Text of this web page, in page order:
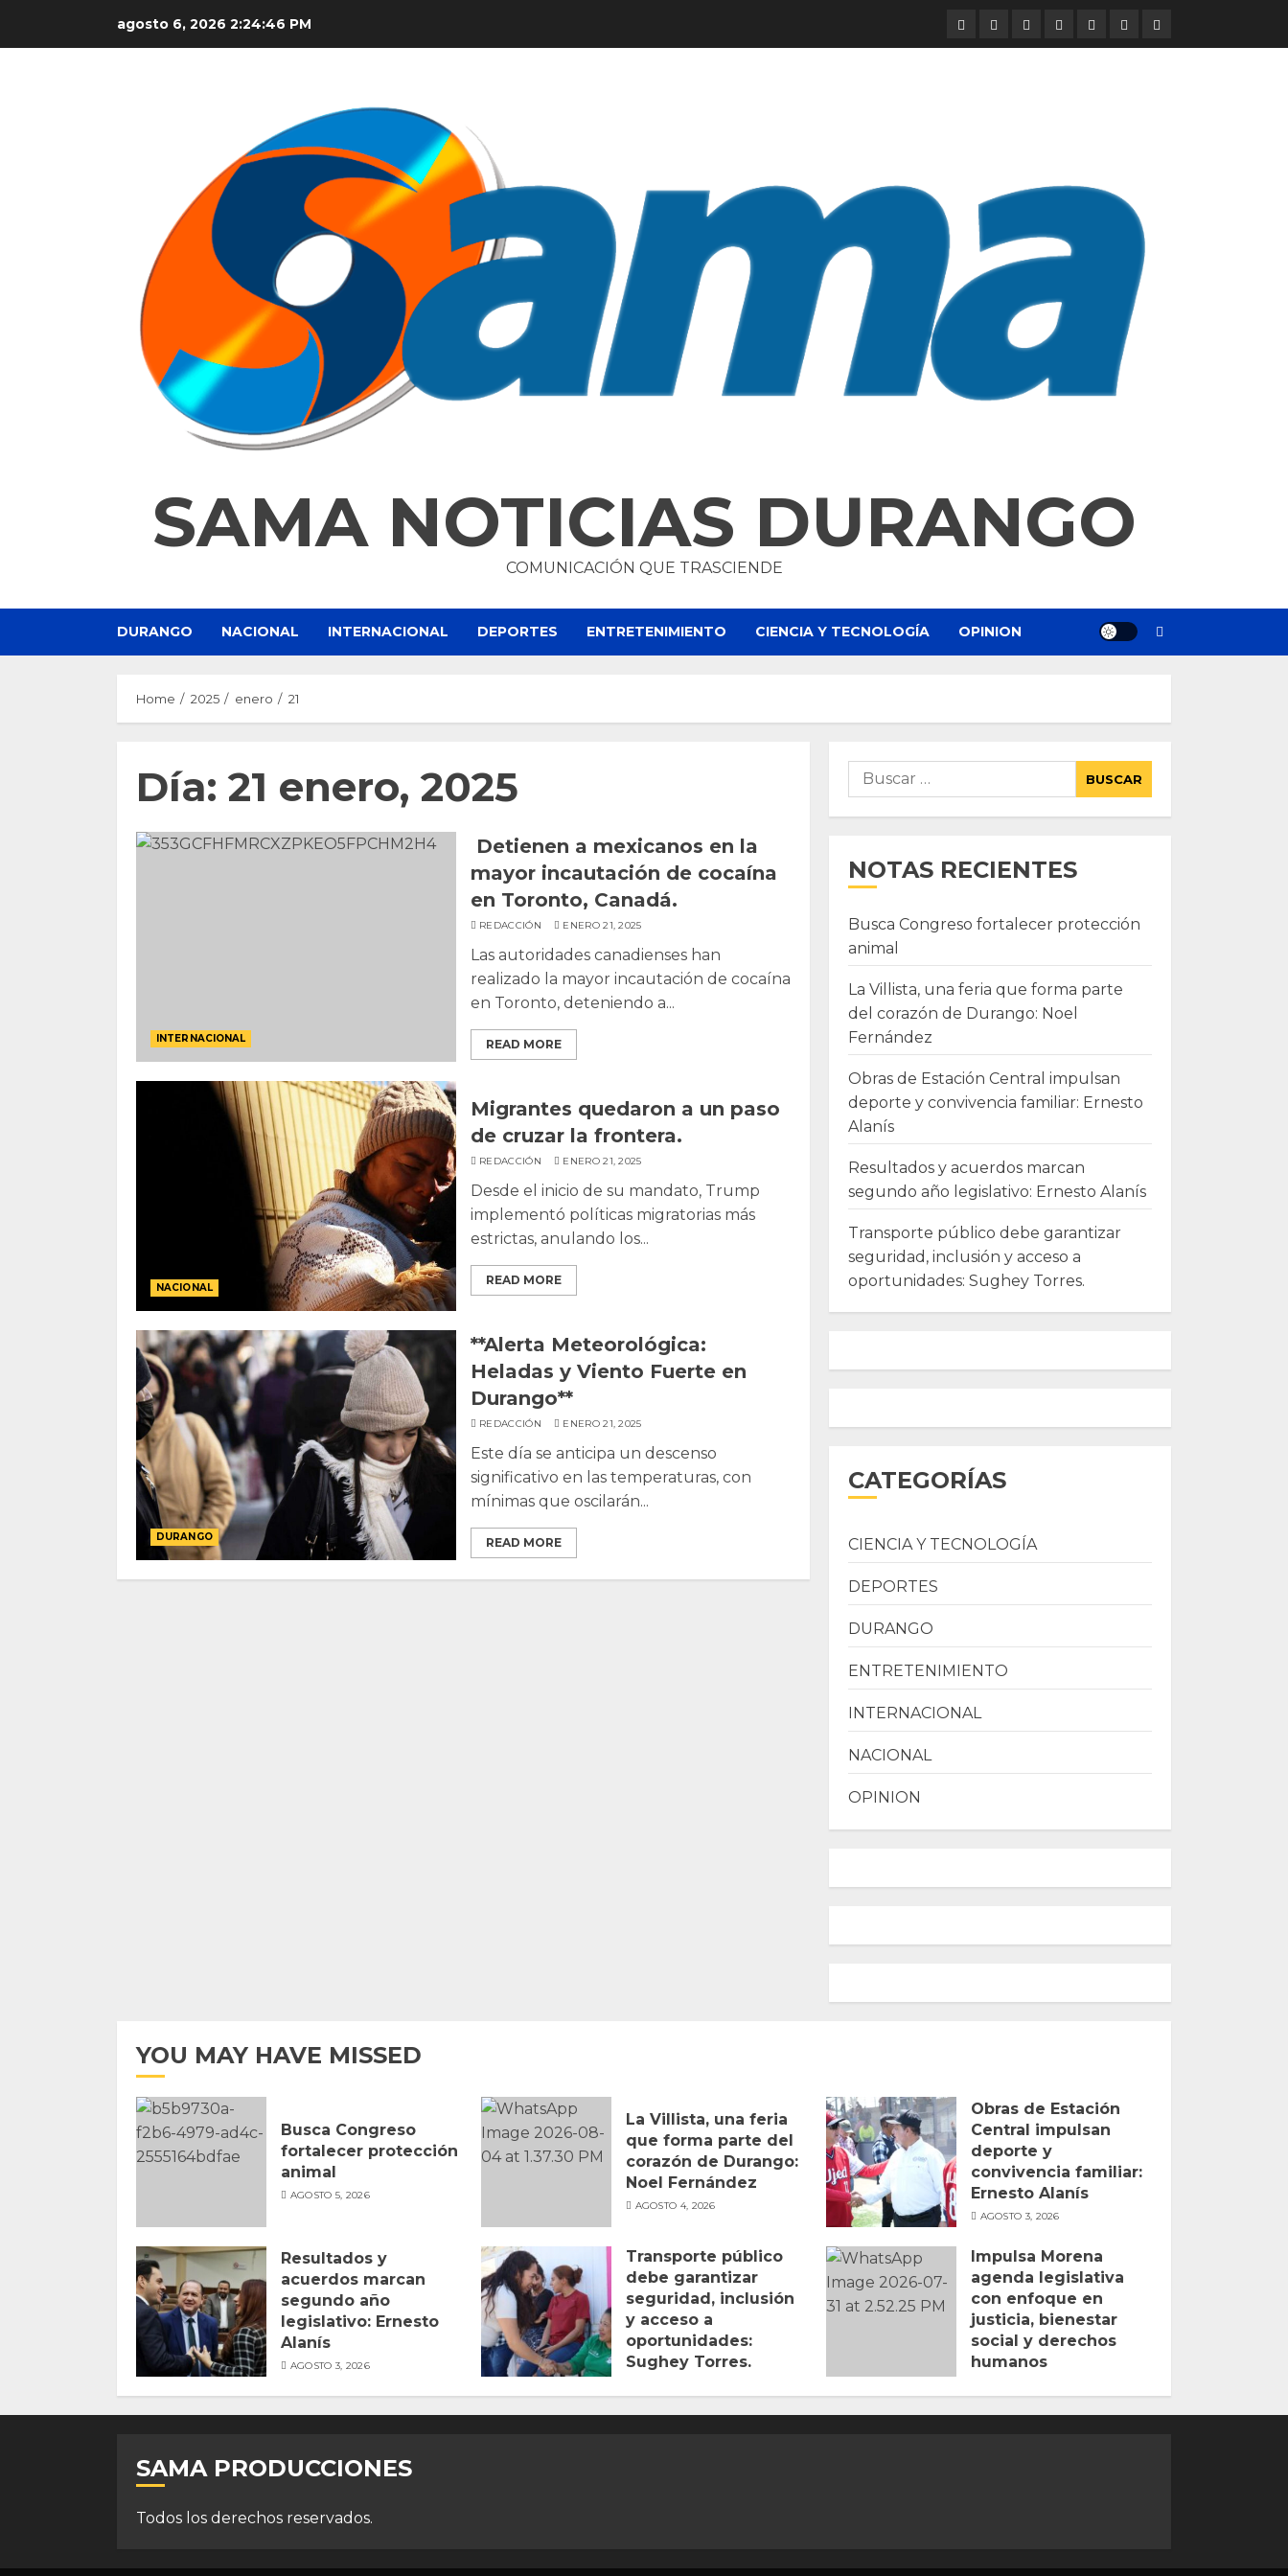
agosto 6, 2026 2:24:46 PM DURANGO
NACIONAL
INTERNACIONAL
DEPORTES
ENTRETENIMIENTO
CIENCIA
Y
OPINION
SAMA NOTICIAS DURANGO
COMUNICACIÓN QUE TRASCIENDE
DURANGO NACIONAL INTERNACIONAL DEPORTES ENTRETENIMIENTO CIENCIA Y TECNOLOGÍA OPINION
Home 2025 enero 21
Día: 21 enero, 2025
INTERNACIONAL
Detienen a mexicanos en la
mayor incautación de cocaína
en Toronto, Canadá.
REDACCIÓN ENERO 21, 2025
Las autoridades canadienses han
realizado la mayor incautación de cocaína
en Toronto, deteniendo a...
READ MORE
NACIONAL
Migrantes quedaron a un paso
de cruzar la frontera.
REDACCIÓN ENERO 21, 2025
Desde el inicio de su mandato, Trump
implementó políticas migratorias más
estrictas, anulando los...
READ MORE
DURANGO
**Alerta Meteorológica:
Heladas y Viento Fuerte en
Durango**
REDACCIÓN ENERO 21, 2025
Este día se anticipa un descenso
significativo en las temperaturas, con
mínimas que oscilarán...
READ MORE
Buscar:
NOTAS RECIENTES
Busca Congreso fortalecer protección
animal
La Villista, una feria que forma parte
del corazón de Durango: Noel
Fernández
Obras de Estación Central impulsan
deporte y convivencia familiar: Ernesto
Alanís
Resultados y acuerdos marcan
segundo año legislativo: Ernesto Alanís
Transporte público debe garantizar
seguridad, inclusión y acceso a
oportunidades: Sughey Torres.
CATEGORÍAS
CIENCIA Y TECNOLOGÍA
DEPORTES
DURANGO
ENTRETENIMIENTO
INTERNACIONAL
NACIONAL
OPINION
YOU MAY HAVE MISSED
Busca Congreso
fortalecer protección
animal
AGOSTO 5, 2026
La Villista, una feria
que forma parte del
corazón de Durango:
Noel Fernández
AGOSTO 4, 2026
Obras de Estación
Central impulsan
deporte y
convivencia familiar:
Ernesto Alanís
AGOSTO 3, 2026
Resultados y
acuerdos marcan
segundo año
legislativo: Ernesto
Alanís
AGOSTO 3, 2026
Transporte público
debe garantizar
seguridad, inclusión
y acceso a
oportunidades:
Sughey Torres.
Impulsa Morena
agenda legislativa
con enfoque en
justicia, bienestar
social y derechos
humanos
SAMA PRODUCCIONES
Todos los derechos reservados.